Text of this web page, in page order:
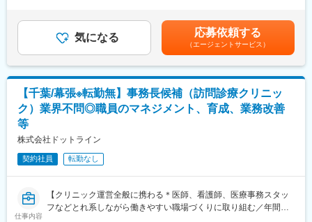
年間休日126日、代休取得可、残業も削減傾向にあり、ワークラ
イフバランスを保てます。
■想定されるキャリアパス
医事課長として運営力・改善力を養い、将来的には事務長や本部
管理職へのステップアップも可能です。
■企業の特徴/魅力
運営の中心となることで、組織全体の発展を目指します。
変更の範囲：会社の定める業務
・トラブル・インシデントの一次対応支援
クレームや現場トラブル発生時のサポートおよび事務長への報
告。
予約枠の調整、WEB問診項目の変更・メンテナンス。
・在庫管理・棚卸し実務の自走
医薬品、備品、物販品の在庫カウント、発注フローの最適化。
経費精算、支払い依頼のデジタル管理および承認フローの整備。
クリニックの価値を最大化するための外部組織との連携です。
・デベロッパー（イオン等）とのリレーション構築
管理事務所との定例連絡、防災訓練・イベント協力の窓口。
でも目安の金額であり、選考を通じて上下する可能性がありま
す。月給(月額)は固定手当を含めた表記です。
気になる 応募依頼する
（エージェントサービス）
【千葉/幕張※転勤無】事務長候補（訪問診療クリニッ
ク）業界不問◎職員のマネジメント、育成、業務改善
等
株式会社ドットライン
契約社員 転勤なし
仕事内容
【クリニック運営全般に携わる＊医師、看護師、医療事務スタッ
フなどとれ系しながら働きやすい職場づくりに取り組む／年間休